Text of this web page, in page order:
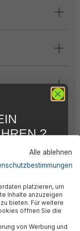
Alle ablehnen
platzieren, um
Inhalte anzuzeigen
bieten. Für weitere
öffnen Sie die
von Werbung und
?
DICH
und
Dir 5 %
Ware
!*